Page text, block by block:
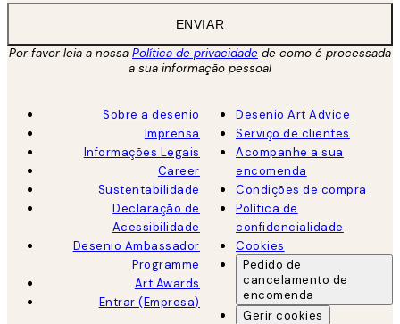
ENVIAR
Por favor leia a nossa Política de privacidade de como é processada
a sua informação pessoal
Sobre a desenio
Imprensa
Informações Legais
Career
Sustentabilidade
Declaração de
Acessibilidade
Desenio Ambassador
Programme
Art Awards
Entrar (Empresa)
Desenio Art Advice
Serviço de clientes
Acompanhe a sua
encomenda
Condições de compra
Política de
confidencialidade
Cookies
Pedido de
cancelamento de
encomenda
Gerir cookies